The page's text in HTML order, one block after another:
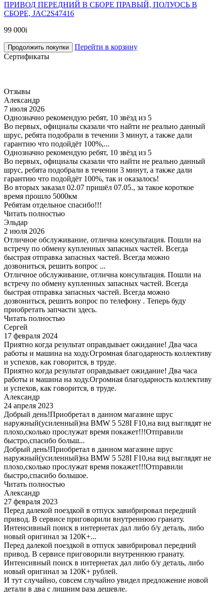
ПРИВОД ПЕРЕДНИЙ В СБОРЕ ПРАВЫЙ, ПОЛУОСЬ В
СБОРЕ, JAC2S47416
99 000i
Продолжить покупки
Перейти в корзину
Сертификаты
Отзывы
Александр
7 июля 2026
Однозначно рекомендую ребят, 10 звёзд из 5
Во первых, официалы сказали что найти не реально данный
шрус, ребята подобрали в течении 3 минут, а также дали
гарантию что подойдёт 100%,...
Однозначно рекомендую ребят, 10 звёзд из 5
Во первых, официалы сказали что найти не реально данный
шрус, ребята подобрали в течении 3 минут, а также дали
гарантию что подойдёт 100%, так и оказалось!
Во вторых заказал 02.07 пришёл 07.05., за такое короткое
время прошло 5000км
Ребятам отдельное спасибо!!!
Читать полностью
Эльдар
2 июля 2026
Отличное обслуживание, отлична консультация. Пошли на
встречу по обмену купленных запасных частей. Всегда
быстрая отправка запасных частей. Всегда можно
дозвониться, решить вопрос ...
Отличное обслуживание, отлична консультация. Пошли на
встречу по обмену купленных запасных частей. Всегда
быстрая отправка запасных частей. Всегда можно
дозвониться, решить вопрос по телефону . Теперь буду
приобретать запчасти здесь.
Читать полностью
Сергей
17 февраля 2024
Приятно когда результат оправдывает ожидание! Два часа
работы и машина на ходу.Огромная благодарность коллективу
и успехов, как говорится, в труде.
Приятно когда результат оправдывает ожидание! Два часа
работы и машина на ходу.Огромная благодарность коллективу
и успехов, как говорится, в труде.
Александр
24 апреля 2023
Добрый день!Приобретал в данном магазине шрус
наружный(усиленный)на BMW 5 528I F10,на вид выглядят не
плохо,сколько прослужат время покажет!!!Отправили
быстро,спасибо больш...
Добрый день!Приобретал в данном магазине шрус
наружный(усиленный)на BMW 5 528I F10,на вид выглядят не
плохо,сколько прослужат время покажет!!!Отправили
быстро,спасибо большое.
Читать полностью
Александр
27 февраля 2023
Перед далекой поездкой в отпуск завибрировал передний
привод. В сервисе приговорили внутреннюю гранату.
Интенсивный поиск в интернетах дал либо б/у деталь, либо
новый оригинал за 120К+...
Перед далекой поездкой в отпуск завибрировал передний
привод. В сервисе приговорили внутреннюю гранату.
Интенсивный поиск в интернетах дал либо б/у деталь, либо
новый оригинал за 120К+ рублей.
И тут случайно, совсем случайно увидел предложение новой
детали в два с лишним раза дешевле.